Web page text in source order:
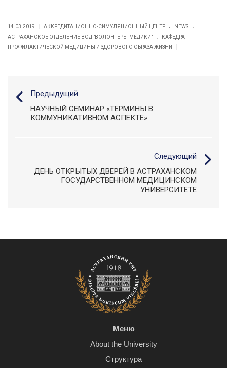
14.03.2019 АККРЕДИТАЦИОННО-СИМУЛЯЦИОННЫЙ ЦЕНТР . NEWS .
АСТРАХАНСКОЕ ОТДЕЛЕНИЕ ВОД "ВОЛОНТЕРЫ-МЕДИКИ" .
КАФЕДРА
ПРОФИЛАКТИЧЕСКОЙ МЕДИЦИНЫ И ЗДОРОВОГО ОБРАЗА ЖИЗНИ
Предыдущий
НАУЧНЫЙ СЕМИНАР «ТЕРМИНЫ В
КОММУНИКАТИВНОМ АСПЕКТЕ»
Следующий
ДЕНЬ ОТКРЫТЫХ ДВЕРЕЙ В АСТРАХАНСКОМ
ГОСУДАРСТВЕННОМ МЕДИЦИНСКОМ
УНИВЕРСИТЕТЕ
Меню
About the University
Структура